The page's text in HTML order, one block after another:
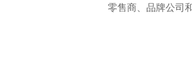
零售商、品牌公司